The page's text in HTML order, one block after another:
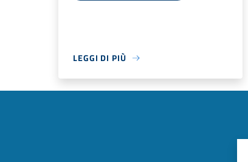
LEGGI DI PIÙ